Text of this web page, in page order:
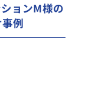
ョンM様の
例